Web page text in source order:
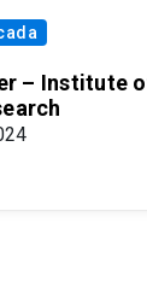
– Institute